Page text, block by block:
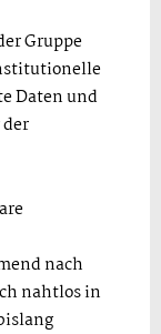
Gruppe
Daten und
nach
nahtlos in